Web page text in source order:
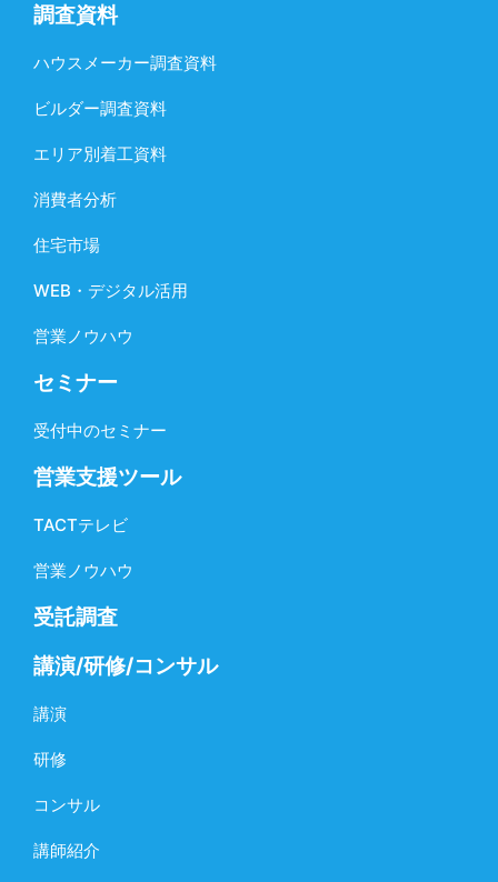
調査資料
ハウスメーカー調査資料
ビルダー調査資料
エリア別着工資料
消費者分析
住宅市場
WEB・デジタル活用
営業ノウハウ
セミナー
受付中のセミナー
営業支援ツール
TACTテレビ
営業ノウハウ
受託調査
講演/研修/コンサル
講演
研修
コンサル
講師紹介